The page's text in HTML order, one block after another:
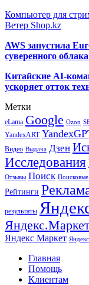
Компьютер для
Ветер Shop.kz
AWS запустила
суверенного
Китайские AI-
ускоряет отток
Метки
eLama Google Ozon
YandexART
Видео Выдача Дзен
Исследования
Отзывы Поиск
Рейтинги
результаты
Яндекс Маркет
Главная
Помощь
Клиентам